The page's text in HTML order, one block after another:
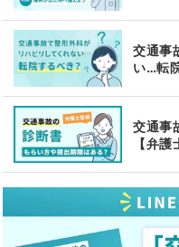
交通事
い…転
交通事
【弁護